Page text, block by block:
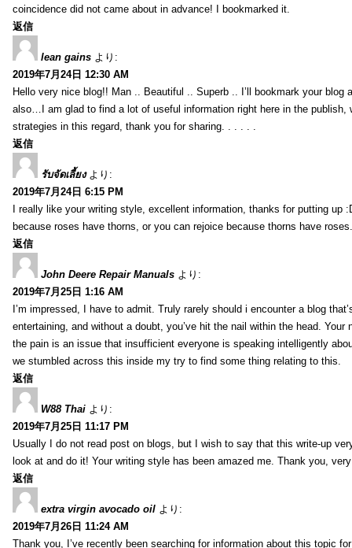
coincidence did not came about in advance! I bookmarked it.
返信
lean gains より:
2019年7月24日 12:30 AM
Hello very nice blog!! Man .. Beautiful .. Superb .. I’ll bookmark your blog
also…I am glad to find a lot of useful information right here in the publish,
strategies in this regard, thank you for sharing. . . . . .
返信
รับจัดเลี้ยง より:
2019年7月24日 6:15 PM
I really like your writing style, excellent information, thanks for putting up
because roses have thorns, or you can rejoice because thorns have
返信
John Deere Repair Manuals より:
2019年7月25日 1:16 AM
I’m impressed, I have to admit. Truly rarely should i encounter a blog
entertaining, and without a doubt, you’ve hit the nail within the head. Your
the pain is an issue that insufficient everyone is speaking intelligently
we stumbled across this inside my try to find some thing relating to this.
返信
W88 Thai より:
2019年7月25日 11:17 PM
Usually I do not read post on blogs, but I wish to say that this write-up
look at and do it! Your writing style has been amazed me. Thank you,
返信
extra virgin avocado oil より:
2019年7月26日 11:24 AM
Thank you, I’ve recently been searching for information about this topic